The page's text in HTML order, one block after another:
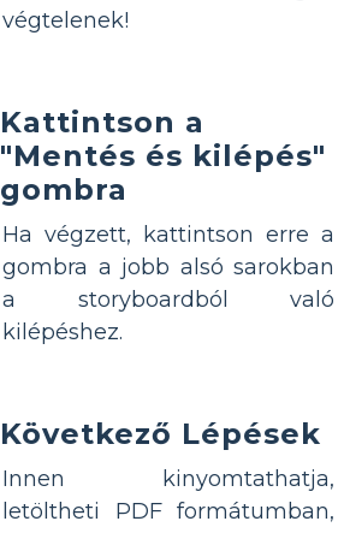
végtelenek!
Kattintson a
"Mentés és kilépés"
gombra
Ha végzett, kattintson erre a
gombra a jobb alsó sarokban
a storyboardból való
kilépéshez.
Következő Lépések
Innen kinyomtathatja,
letöltheti PDF formátumban,